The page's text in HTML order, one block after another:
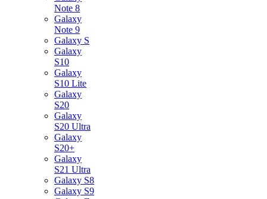
Note 8
Galaxy
Note 9
Galaxy S
Galaxy
S10
Galaxy
S10 Lite
Galaxy
S20
Galaxy
S20 Ultra
Galaxy
S20+
Galaxy
S21 Ultra
Galaxy S8
Galaxy S9